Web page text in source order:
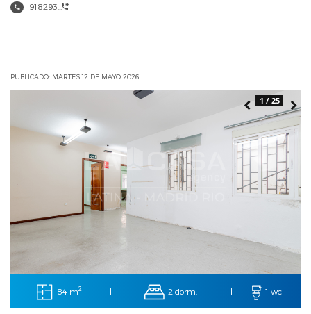
918293...
PUBLICADO: MARTES 12 DE MAYO 2026
1 / 25
84 m2 | 2 dorm. | 1 wc